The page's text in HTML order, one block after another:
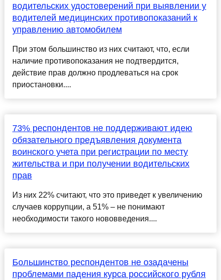
водительских удостоверений при выявлении у
водителей медицинских противопоказаний к
управлению автомобилем
При этом большинство из них считают, что, если
наличие противопоказания не подтвердится,
действие прав должно продлеваться на срок
приостановки....
73% респондентов не поддерживают идею
обязательного предъявления документа
воинского учета при регистрации по месту
жительства и при получении водительских
прав
Из них 22% считают, что это приведет к увеличению
случаев коррупции, а 51% – не понимают
необходимости такого нововведения....
Большинство респондентов не озадачены
проблемами падения курса российского рубля